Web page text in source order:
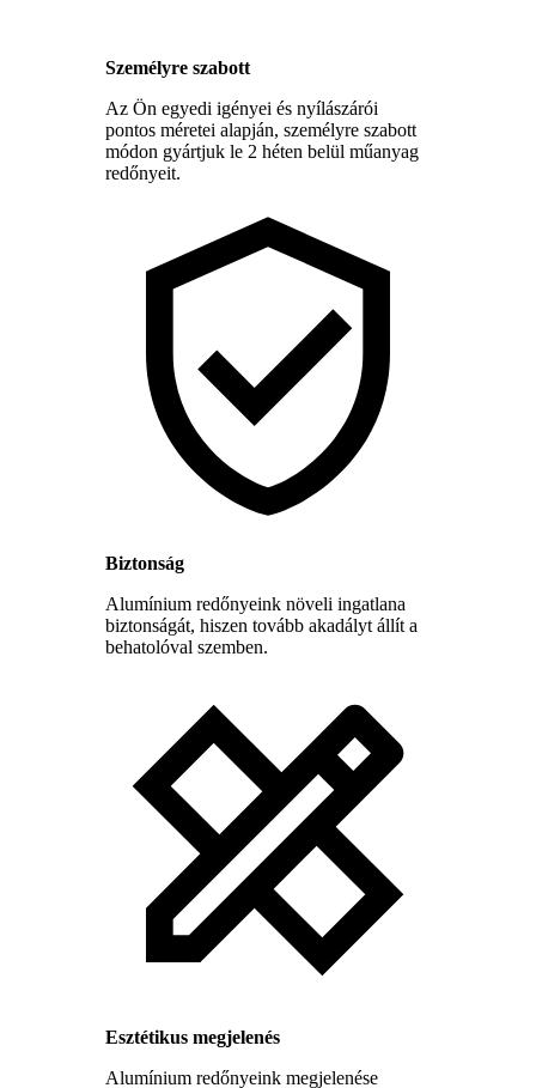
Személyre szabott
Az Ön egyedi igényei és nyílászárói
pontos méretei alapján, személyre szabott
módon gyártjuk le 2 héten belül műanyag
redőnyeit.
Biztonság
Alumínium redőnyeink növeli ingatlana
biztonságát, hiszen tovább akadályt állít a
behatolóval szemben.
Esztétikus megjelenés
Alumínium redőnyeink megjelenése